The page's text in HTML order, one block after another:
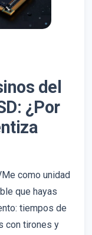
del
¿Por
como unidad
que hayas
tiempos de
con tirones y